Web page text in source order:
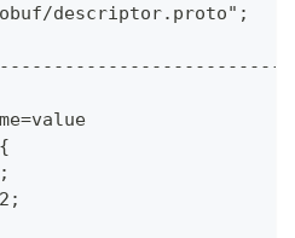
descriptor.proto";